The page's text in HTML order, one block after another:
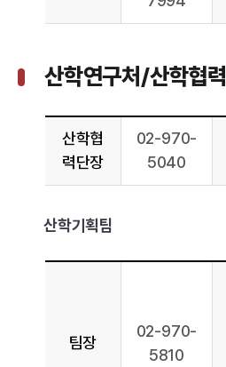
산학연구처/산학협
산학협
력단장
02-970-
5040
산학기획팀
팀장
02-970-
5810